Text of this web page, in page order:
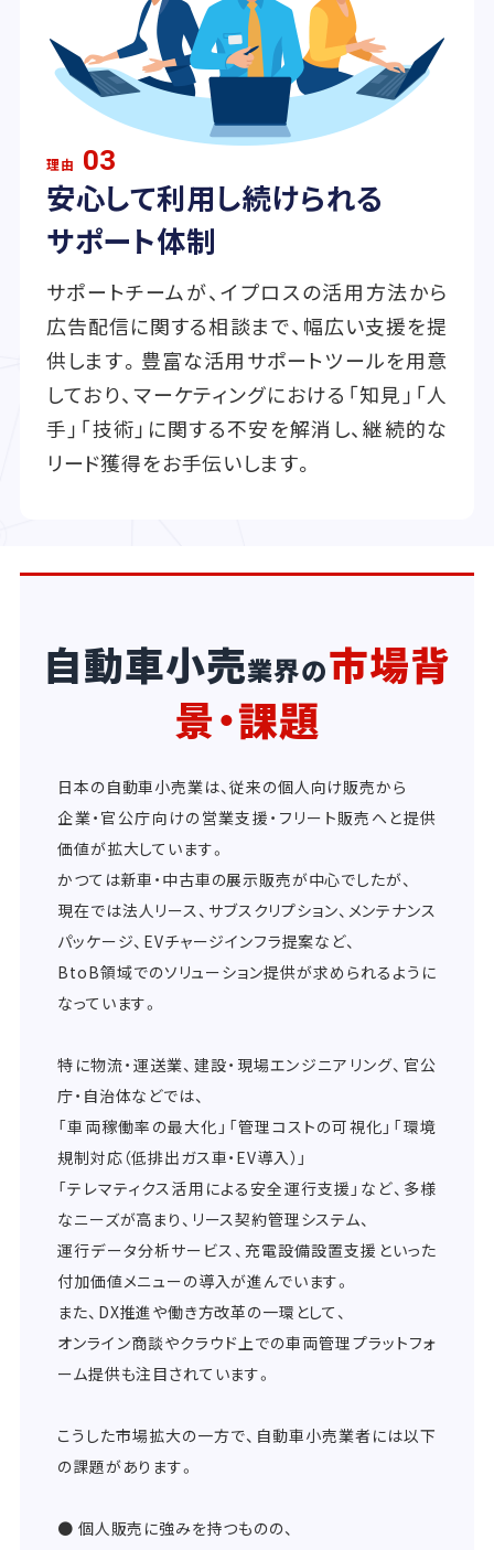
理由 03
安心して利用し続けられる
サポート体制
サポートチームが、イプロスの活用方法から
広告配信に関する相談まで、幅広い支援を提
供します。豊富な活用サポートツールを用意
しており、マーケティングにおける「知見」「人
手」「技術」に関する不安を解消し、継続的な
リード獲得をお手伝いします。
自動車小売業界の市場背
景・課題
日本の自動車小売業は、従来の個人向け販売から
企業・官公庁向けの営業支援・フリート販売へと提供
価値が拡大しています。
かつては新車・中古車の展示販売が中心でしたが、
現在では法人リース、サブスクリプション、メンテナンス
パッケージ、EVチャージインフラ提案など、
BtoB領域でのソリューション提供が求められるように
なっています。
特に物流・運送業、建設・現場エンジニアリング、官公
庁・自治体などでは、
「車両稼働率の最大化」「管理コストの可視化」「環境
規制対応（低排出ガス車・EV導入）」
「テレマティクス活用による安全運行支援」など、多様
なニーズが高まり、リース契約管理システム、
運行データ分析サービス、充電設備設置支援といった
付加価値メニューの導入が進んでいます。
また、DX推進や働き方改革の一環として、
オンライン商談やクラウド上での車両管理プラットフォ
ーム提供も注目されています。
こうした市場拡大の一方で、自動車小売業者には以下
の課題があります。
● 個人販売に強みを持つものの、